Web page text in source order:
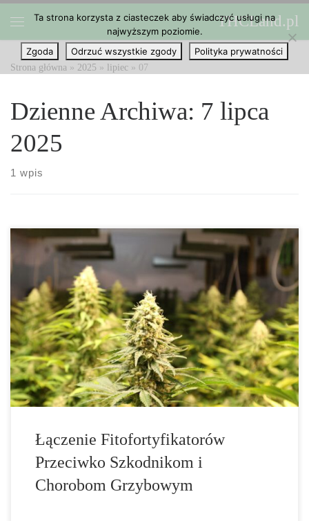
Przejdź do treści THCLand.pl
Strona główna » 2025 » lipiec » 07
Dzienne Archiwa: 7 lipca
2025
1 wpis
Zwalczanie szkodników za pomocą fitofortyfikatorów umożliwia
łączenie różnych preparatów w celu zwiększenia ich skuteczności.
W tym artykule dowiesz się, jak łączyć produkty marki Prot-Eco,
aby w naturalny sposób chronić swoje rośliny. Dlaczego warto?
Rośliny konopi potrzebują wsparcia w walce z […]
Łączenie Fitofortyfikatorów
Przeciwko Szkodnikom i
Chorobom Grzybowym
Ta strona korzysta z ciasteczek aby świadczyć usługi na
najwyższym poziomie.
Zgoda
Odrzuć wszystkie zgody Polityka prywatności